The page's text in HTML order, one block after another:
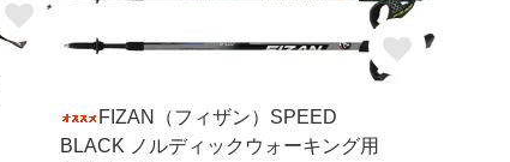
FIZAN（フィザン）SPEED
BLACK ノルディックウォーキング用